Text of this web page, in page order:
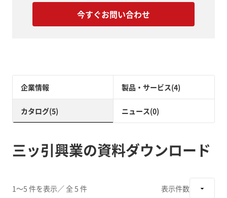
今すぐお問い合わせ
企業情報 製品・サービス(4)
カタログ(5) ニュース(0)
三ッ引興業の資料ダウンロード
1～5 件を表示／ 全 5 件 表示件数